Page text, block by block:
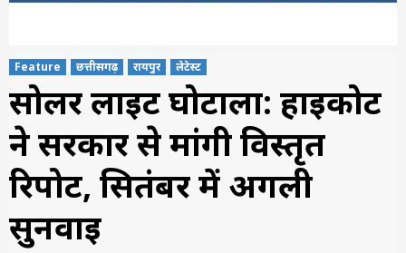
Feature छत्तीसगढ़ रायपुर लेटेस्ट
सोलर लाइट घोटाला: हाईकोर्ट
ने सरकार से मांगी विस्तृत
रिपोर्ट, सितंबर में अगली
सुनवाई